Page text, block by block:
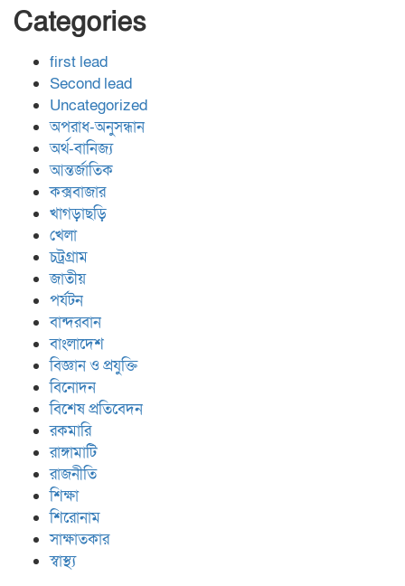
Categories
first lead
Second lead
Uncategorized
অপরাধ-অনুসন্ধান
অর্থ-বানিজ্য
আন্তর্জাতিক
কক্সবাজার
খাগড়াছড়ি
খেলা
চট্রগ্রাম
জাতীয়
পর্যটন
বান্দরবান
বাংলাদেশ
বিজ্ঞান ও প্রযুক্তি
বিনোদন
বিশেষ প্রতিবেদন
রকমারি
রাঙ্গামাটি
রাজনীতি
শিক্ষা
শিরোনাম
সাক্ষাতকার
স্বাস্থ্য